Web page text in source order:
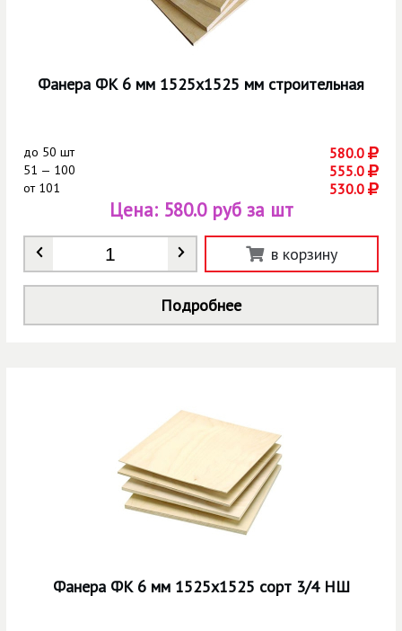
Фанера ФК 6 мм 1525х1525 мм строительная
до 50 шт 580.0
51 — 100 555.0
от101 530.0
Количество
Цена: 580.0 руб за шт
в корзину
Подробнее
Фанера ФК 6 мм 1525х1525 сорт 3/4 НШ